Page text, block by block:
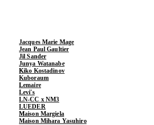
Jacques Marie Mage
Jean Paul Gaultier
Jil Sander
Junya Watanabe
Kiko Kostadinov
Kuboraum
Lemaire
Levi's
LN-CC x NM3
LUEDER
Maison Margiela
Maison Mihara Yasuhiro